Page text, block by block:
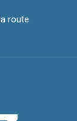
route